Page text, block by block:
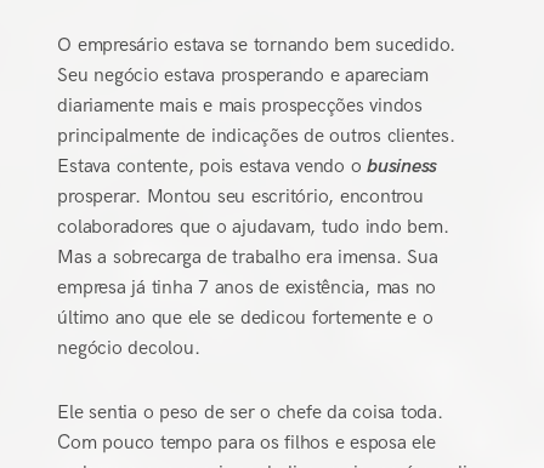
O empresário estava se tornando bem sucedido.
Seu negócio estava prosperando e apareciam
diariamente mais e mais prospecções vindos
principalmente de indicações de outros clientes.
Estava contente, pois estava vendo obusiness
prosperar. Montou seu escritório, encontrou
colaboradores que o ajudavam, tudo indo bem.
Mas a sobrecarga de trabalho era imensa. Sua
empresa já tinha 7 anos de existência, mas no
último ano que ele se dedicou fortemente e o
negócio decolou.
Ele sentia o peso de ser o chefe da coisa toda.
Com pouco tempo para os filhos e esposa ele